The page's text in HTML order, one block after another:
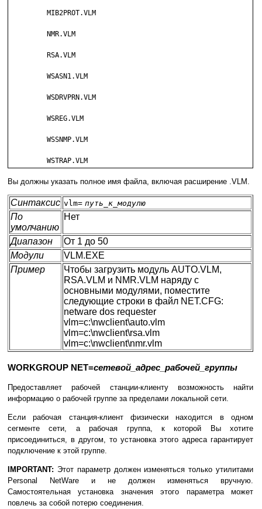
         MIB2PROT.VLM
         NMR.VLM
         RSA.VLM
         WSASN1.VLM
         WSDRVPRN.VLM
         WSREG.VLM
         WSSNMP.VLM
         WSTRAP.VLM
Вы должны указать полное имя файла, включая расширение .VLM.
Синтаксис vlm= путь_к_модулю
По
умолчанию
Нет
Диапазон
От 1 до 50
Модули
VLM.EXE
Пример
Чтобы загрузить модуль AUTO.VLM,
RSA.VLM и NMR.VLM наряду с
основными модулями, поместите
следующие строки в файл NET.CFG:
netware dos requester
vlm=c:\nwclient\auto.vlm
vlm=c:\nwclient\rsa.vlm
vlm=c:\nwclient\nmr.vlm
WORKGROUP NET=сетевой_адрес_рабочей_группы
Предоставляет рабочей станции-клиенту возможность найти
информацию о рабочей группе за пределами локальной сети.
Если рабочая станция-клиент физически находится в одном
сегменте сети, а рабочая группа, к которой Вы хотите
присоединиться, в другом, то установка этого адреса гарантирует
подключение к этой группе.
IMPORTANT: Этот параметр должен изменяться только утилитами
Personal NetWare и не должен изменяться вручную.
Самостоятельная установка значения этого параметра может
повлечь за собой потерю соединения.